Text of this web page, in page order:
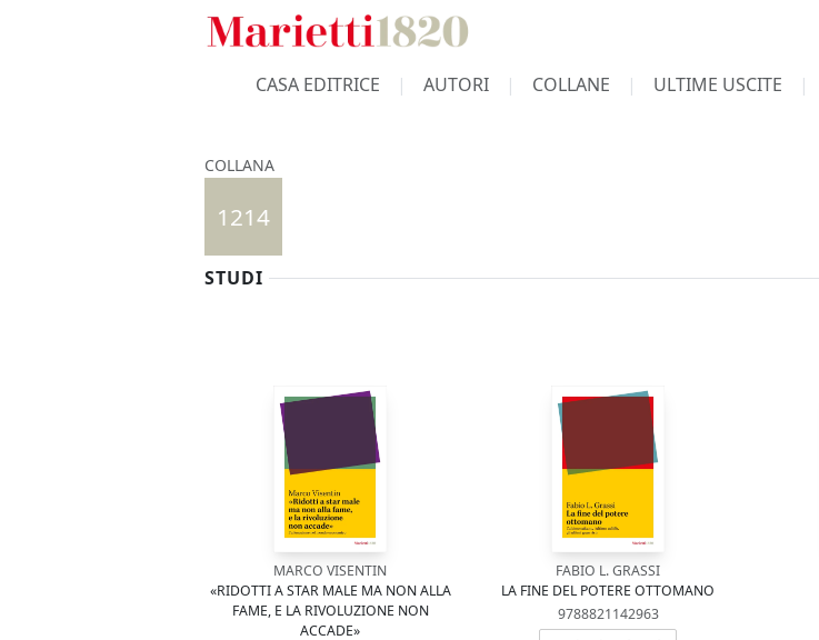
CASA EDITRICE AUTORI COLLANE ULTIME USCITE
COLLANA
1214
STUDI
MARCO VISENTIN
«RIDOTTI A STAR MALE MA NON ALLA
FAME, E LA RIVOLUZIONE NON
ACCADE»
FABIO L. GRASSI
LA FINE DEL POTERE OTTOMANO
9788821142963